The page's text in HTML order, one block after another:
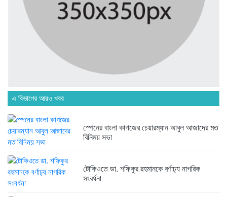
অনেক পরিবার এখনো তাঁদের স্বজন...
১ সপ্তাহ আগে
ব্রিকলেইন জামে মসজিদ প্রতিষ্ঠার ৫০...
রাজনৈতিক লড়াইয়ে জিততে হলে সাংস্কৃতিক...
২ সপ্তাহ আগে
এ বিভাগের আরও খবর
স্পেনের বাংলা কাগজের চেয়ারম্যান আবুল আজাদের মত
বিনিময় সভা
টোকিওতে ডা. শফিকুর রহমানকে বর্ণাঢ্য নাগরিক
সংবর্ধনা